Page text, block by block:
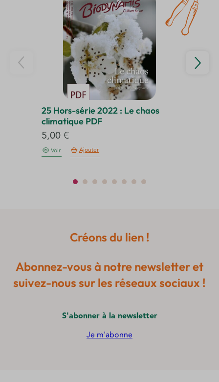
25 Hors-série 2022 : Le chaos
climatique PDF
5,00€
Voir Ajouter
Créons du lien !
Abonnez-vous à notre newsletter et
suivez-nous sur les réseaux sociaux !
S'abonner à la newsletter
Je m'abonne